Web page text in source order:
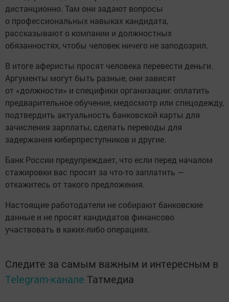
дистанционно. Там они задают вопросы
о профессиональных навыках кандидата,
рассказывают о компании и должностных
обязанностях, чтобы человек ничего не заподозрил.
В итоге аферисты просят человека перевести деньги.
Аргументы могут быть разные, они зависят
от «должности» и специфики организации: оплатить
предварительное обучение, медосмотр или спецодежду,
подтвердить актуальность банковской карты для
зачисления зарплаты, сделать переводы для
задержания киберпреступников и другие.
Банк России предупреждает, что если перед началом
стажировки вас просят за что-то заплатить —
откажитесь от такого предложения.
Настоящие работодатели не собирают банковские
данные и не просят кандидатов финансово
участвовать в каких-либо операциях.
Следите за самым важным и интересным в
Telegram-канале Татмедиа